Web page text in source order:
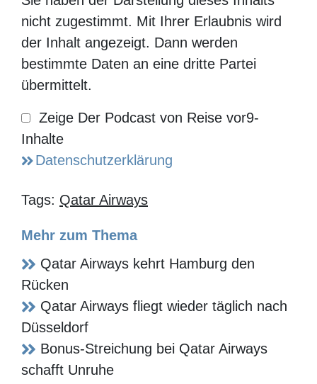
Sie haben der Darstellung dieses Inhalts nicht
zugestimmt. Mit Ihrer Erlaubnis wird der Inhalt
angezeigt. Dann werden bestimmte Daten an eine
Zeige Der
Reise vor9-
Datenschutzerklärung
Tags: Qatar Airways
Mehr zum Thema
Qatar Airways kehrt Hamburg den
Rücken
Qatar Airways fliegt wieder täglich nach
Düsseldorf
Bonus-Streichung bei Qatar Airways
schafft Unruhe